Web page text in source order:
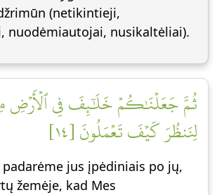
(netikintieji,
nuodėmiautojai, nusikaltėliai).
ثُمَّ جَعَلۡنَٰكُمۡ خَلَٰٓئِفَ فِي ٱلۡأَرۡضِ
لِنَنظُرَ كَيۡفَ تَعۡمَلُونَ [١٤]
padarėme jus įpėdiniais po jų,
žemėje, kad Mes